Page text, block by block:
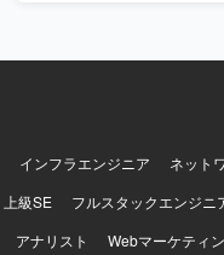
インフラエンジニア ネット
上級SE フルスタックエンジニ
アナリスト Webマーケティ